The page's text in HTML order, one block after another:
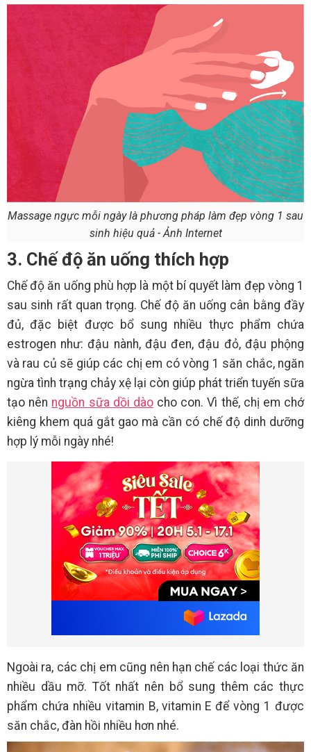
Massage ngực mỗi ngày là phương pháp làm đẹp vòng 1 sau
sinh hiệu quả - Ảnh Internet
3. Chế độ ăn uống thích hợp
Chế độ ăn uống phù hợp là một bí quyết làm đẹp vòng 1
sau sinh rất quan trọng. Chế độ ăn uống cân bằng đầy
đủ, đặc biệt được bổ sung nhiều thực phẩm chứa
estrogen như: đậu nành, đậu đen, đậu đỏ, đậu phộng
và rau củ sẽ giúp các chị em có vòng 1 săn chắc, ngăn
ngừa tình trạng chảy xệ lại còn giúp phát triển tuyến sữa
tạo nên nguồn sữa dồi dàocho con. Vì thế, chị em chớ
kiêng khem quá gắt gao mà cần có chế độ dinh dưỡng
hợp lý mỗi ngày nhé!
Ngoài ra, các chị em cũng nên hạn chế các loại thức ăn
nhiều dầu mỡ. Tốt nhất nên bổ sung thêm các thực
phẩm chứa nhiều vitamin B, vitamin E để vòng 1 được
săn chắc, đàn hồi nhiều hơn nhé.